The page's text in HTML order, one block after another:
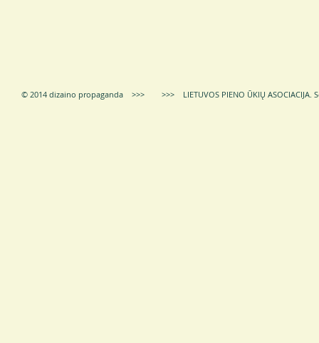
© 2014 dizaino propaganda >>> >>> LIETUVOS PIENO ŪKIŲ ASOCIACIJA.